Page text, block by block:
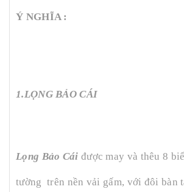
Ý NGHĨA :
1.LỌNG BẢO CÁI
Lọng Bảo Cái được may và thêu 8
tường trên nền vải gấm, với đôi bàn